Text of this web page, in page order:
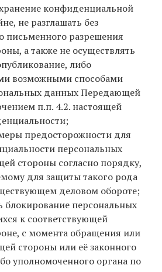
конфиденциальной
не разглашать без
письменного разрешения
а также не осуществлять
либо
возможными способами
данных Передающей
п.п. 4.2. настоящей
предосторожности для
персональных
стороны согласно порядку,
для защиты такого рода
деловом обороте;
блокирование персональных
к соответствующей
с момента обращения или
стороны или её законного
уполномоченного органа по